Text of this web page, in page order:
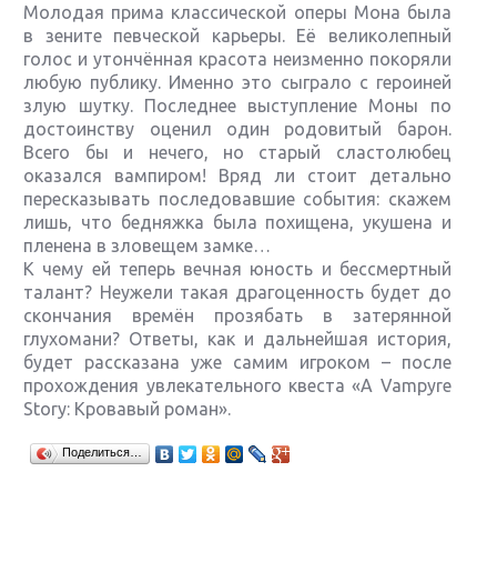
Молодая прима классической оперы Мона была
в зените певческой карьеры. Её великолепный
голос и утончённая красота неизменно покоряли
любую публику. Именно это сыграло с героиней
злую шутку. Последнее выступление Моны по
достоинству оценил один родовитый барон.
Всего бы и нечего, но старый сластолюбец
оказался вампиром! Вряд ли стоит детально
пересказывать последовавшие события: скажем
лишь, что бедняжка была похищена, укушена и
пленена в зловещем замке…
К чему ей теперь вечная юность и бессмертный
талант? Неужели такая драгоценность будет до
скончания времён прозябать в затерянной
глухомани? Ответы, как и дальнейшая история,
будет рассказана уже самим игроком – после
прохождения увлекательного квеста «A Vampyre
Story: Кровавый роман».
Поделиться…
Крупнейшие релизы мая: Nintendo, Microsoft и
Sony